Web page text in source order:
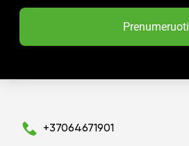
Prenumeruoti
+37064671901